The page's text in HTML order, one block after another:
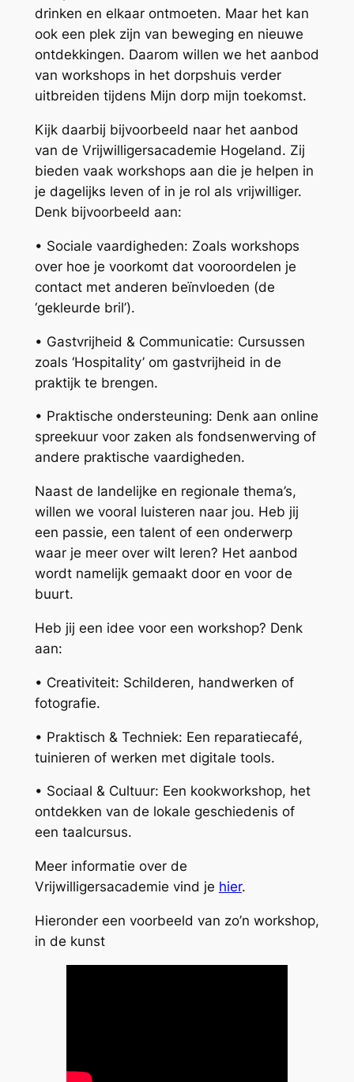
drinken en elkaar ontmoeten. Maar het kan
ook een plek zijn van beweging en nieuwe
ontdekkingen. Daarom willen we het aanbod
van workshops in het dorpshuis verder
uitbreiden tijdens Mijn dorp mijn toekomst.
Kijk daarbij bijvoorbeeld naar het aanbod
van de Vrijwilligersacademie Hogeland. Zij
bieden vaak workshops aan die je helpen in
je dagelijks leven of in je rol als vrijwilliger.
Denk bijvoorbeeld aan:
• Sociale vaardigheden: Zoals workshops
over hoe je voorkomt dat vooroordelen je
contact met anderen beïnvloeden (de
‘gekleurde bril’).
• Gastvrijheid & Communicatie: Cursussen
zoals ‘Hospitality’ om gastvrijheid in de
praktijk te brengen.
• Praktische ondersteuning: Denk aan online
spreekuur voor zaken als fondsenwerving of
andere praktische vaardigheden.
Naast de landelijke en regionale thema’s,
willen we vooral luisteren naar jou. Heb jij
een passie, een talent of een onderwerp
waar je meer over wilt leren? Het aanbod
wordt namelijk gemaakt door en voor de
buurt.
Heb jij een idee voor een workshop? Denk
aan:
• Creativiteit: Schilderen, handwerken of
fotografie.
• Praktisch & Techniek: Een reparatiecafé,
tuinieren of werken met digitale tools.
• Sociaal & Cultuur: Een kookworkshop, het
ontdekken van de lokale geschiedenis of
een taalcursus.
Meer informatie over de
Vrijwilligersacademie vind je hier.
Hieronder een voorbeeld van zo’n workshop,
in de kunst